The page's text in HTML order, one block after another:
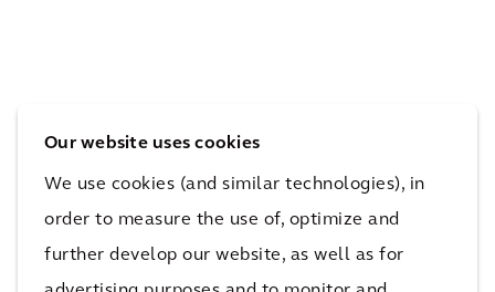
Our website uses cookies
We use cookies (and similar technologies), in
order to measure the use of, optimize and
further develop our website, as well as for
组（并非完整的全部）随时间变化的动态，揭示
了这种综合策略的难度和相互依存关系的复杂
性：